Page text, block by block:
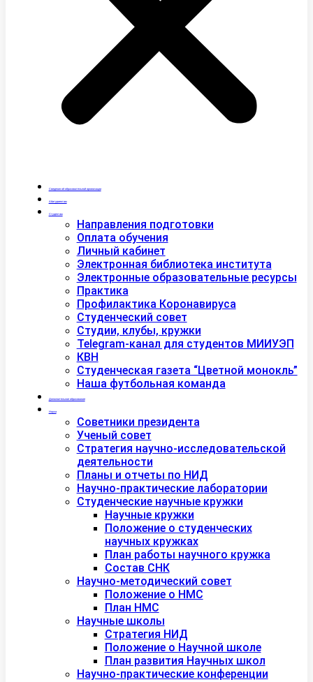
Сведения об образовательной организации
Абитуриентам
Студентам
Направления подготовки
Оплата обучения
Личный кабинет
Электронная библиотека института
Электронные образовательные ресурсы
Практика
Профилактика Коронавируса
Студенческий совет
Студии, клубы, кружки
Telegram-канал для студентов МИИУЭП
КВН
Студенческая газета “Цветной монокль”
Наша футбольная команда
Дополнительное образование
Наука
Советники президента
Ученый совет
Стратегия научно-исследовательской
деятельности
Планы и отчеты по НИД
Научно-практические лаборатории
Студенческие научные кружки
Научные кружки
Положение о студенческих
научных кружках
План работы научного кружка
Состав СНК
Научно-методический совет
Положение о НМС
План НМС
Научные школы
Стратегия НИД
Положение о Научной школе
План развития Научных школ
Научно-практические конференции